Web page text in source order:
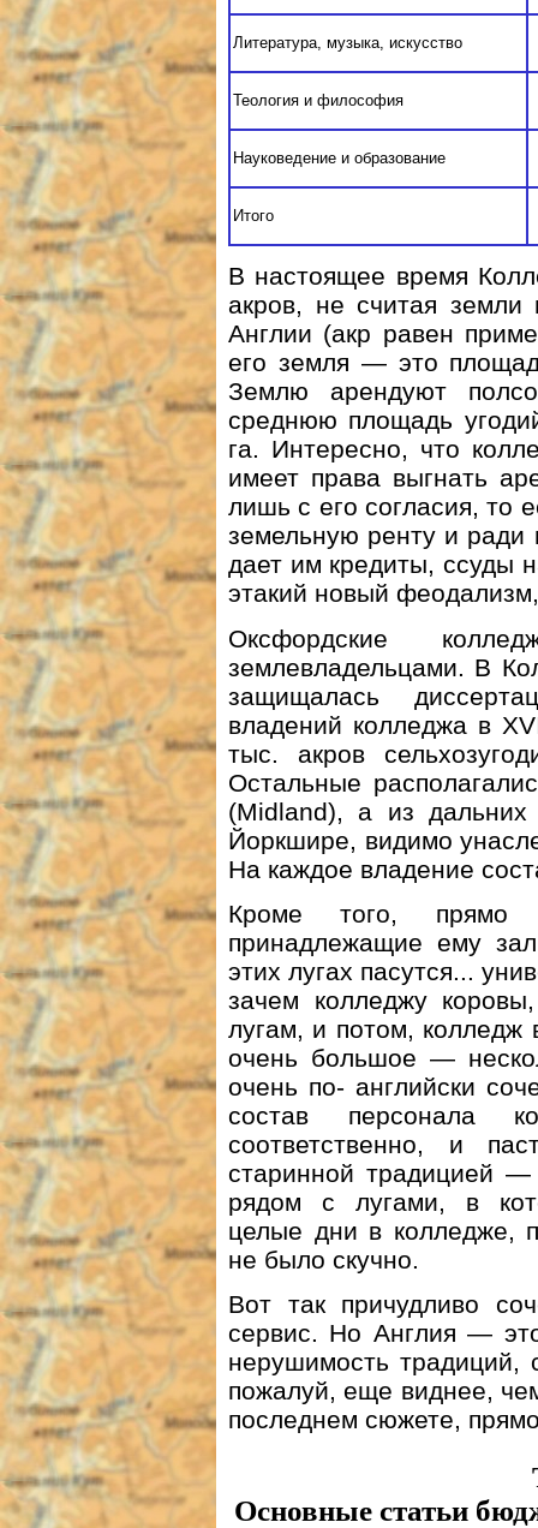
Литература, музыка, искусство
Теология и философия
Науковедение и образование
Итого
В настоящее время
акров, не считая
Англии (акр равен
его земля — это
Землю арендуют
среднюю площадь
га. Интересно, что
имеет права выгнать
лишь с его согласия, то
земельную ренту и ради
дает им кредиты, ссуды
этакий новый
Оксфордские
землевладельцами. В
защищалась
владений колледжа в
тыс. акров
Остальные
(Midland), а из
Йоркшире, видимо
На каждое владение
Кроме того, прямо
принадлежащие ему
этих лугах пасутся...
зачем колледжу
лугам, и потом, колледж
очень большое —
очень по- английски
состав персонала
соответственно, и
старинной традицией —
рядом с лугами, в
целые дни в колледже,
не было скучно.
Вот так причудливо
сервис. Но Англия —
нерушимость традиций,
пожалуй, еще виднее,
последнем сюжете,
Основные статьи